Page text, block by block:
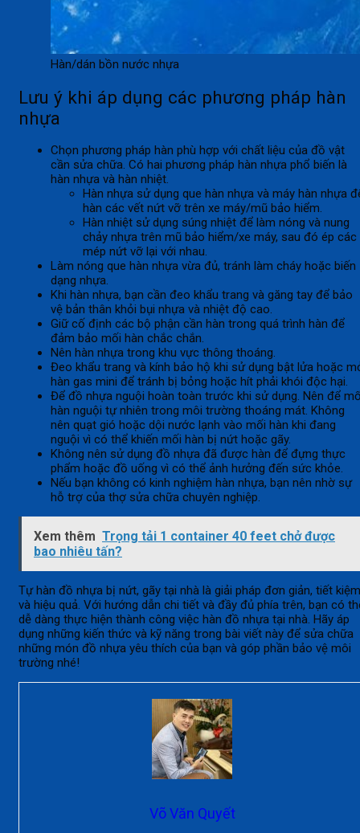
Hàn/dán bồn nước nhựa
Lưu ý khi áp dụng các phương pháp hàn
nhựa
Chọn phương pháp hàn phù hợp với chất liệu của đồ vật
cần sửa chữa. Có hai phương pháp hàn nhựa phổ biến là
hàn nhựa và hàn nhiệt.
Hàn nhựa sử dụng que hàn nhựa và máy hàn nhựa
hàn các vết nứt vỡ trên xe máy/mũ bảo hiểm.
Hàn nhiệt sử dụng súng nhiệt để làm nóng và nung
chảy nhựa trên mũ bảo hiểm/xe máy, sau đó ép các
mép nứt vỡ lại với nhau.
Làm nóng que hàn nhựa vừa đủ, tránh làm cháy hoặc biến
dạng nhựa.
Khi hàn nhựa, bạn cần đeo khẩu trang và găng tay để bảo
vệ bản thân khỏi bụi nhựa và nhiệt độ cao.
Giữ cố định các bộ phận cần hàn trong quá trình hàn để
đảm bảo mối hàn chắc chắn.
Nên hàn nhựa trong khu vực thông thoáng.
Đeo khẩu trang và kính bảo hộ khi sử dụng bật lửa hoặc
hàn gas mini để tránh bị bỏng hoặc hít phải khói độc hại.
Để đồ nhựa nguội hoàn toàn trước khi sử dụng. Nên để
hàn nguội tự nhiên trong môi trường thoáng mát. Không
nên quạt gió hoặc dội nước lạnh vào mối hàn khi đang
nguội vì có thể khiến mối hàn bị nứt hoặc gãy.
Không nên sử dụng đồ nhựa đã được hàn để đựng thực
phẩm hoặc đồ uống vì có thể ảnh hưởng đến sức khỏe.
Nếu bạn không có kinh nghiệm hàn nhựa, bạn nên nhờ sự
hỗ trợ của thợ sửa chữa chuyên nghiệp.
Xem thêm Trọng tải 1 container 40 feet chở được
bao nhiêu tấn?
Tự hàn đồ nhựa bị nứt, gãy tại nhà là giải pháp đơn giản, tiết kiệm
và hiệu quả. Với hướng dẫn chi tiết và đầy đủ phía trên, bạn có
dễ dàng thực hiện thành công việc hàn đồ nhựa tại nhà. Hãy áp
dụng những kiến thức và kỹ năng trong bài viết này để sửa chữa
những món đồ nhựa yêu thích của bạn và góp phần bảo vệ môi
trường nhé!
Võ Văn Quyết